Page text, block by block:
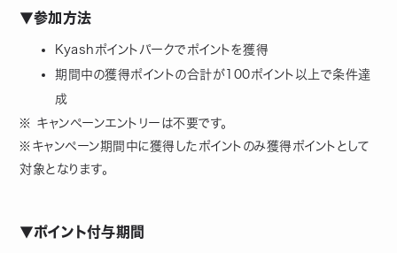
▼参加方法
Kyashポイントパークでポイントを獲得
期間中の獲得ポイントの合計が100ポイント以上で条件達
成
※ キャンペーンエントリーは不要です。
※キャンペーン期間中に獲得したポイントのみ獲得ポイントとして
対象となります。
▼ポイント付与期間